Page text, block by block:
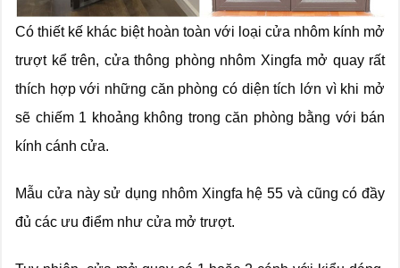
Có thiết kế khác biệt hoàn toàn với loại cửa nhôm kính mở
trượt kể trên, cửa thông phòng nhôm Xingfa mở quay rất
thích hợp với những căn phòng có diện tích lớn vì khi mở
sẽ chiếm 1 khoảng không trong căn phòng bằng với bán
kính cánh cửa.
Mẫu cửa này sử dụng nhôm Xingfa hệ 55 và cũng có đầy
đủ các ưu điểm như cửa mở trượt.